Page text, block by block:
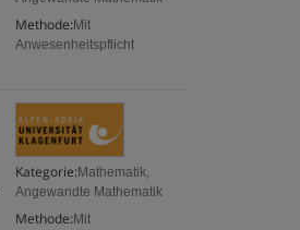
Methode: Mit
Anwesenheitspflicht
Kategorie: Mathematik,
Angewandte Mathematik
Methode: Mit